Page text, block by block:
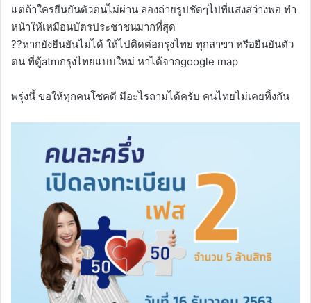
แต่ถ้าใครยืนยันตัวตนไม่ผ่าน ลองถ่ายรูปชัดๆไปที่แสงสว่างพอ ทำ
หน้าให้เหมือนบัตรประชาชนมากที่สุด
??หากยังยืนยันไม่ได้ ให้ไปติดต่อกรุงไทย ทุกสาขา หรือยืนยันตัว
ตน ที่ตู้atmกรุงไทยแบบใหม่ หาได้จากgoogle map
พรุ่งนี้ ขอให้ทุกคนโชคดี มีอะไรถามได้ครับ คนไทยไม่เคยทิ้งกัน